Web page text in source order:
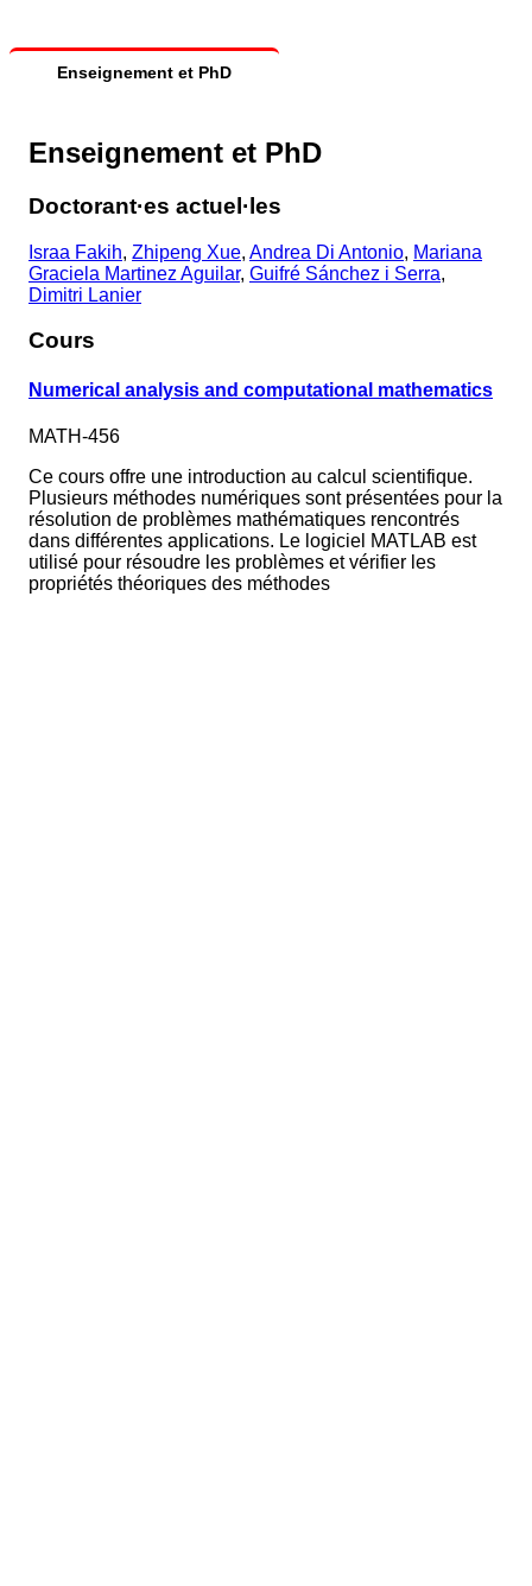
Enseignement et PhD
Enseignement et PhD
Doctorant·es actuel·les
Israa Fakih, Zhipeng Xue, Andrea Di Antonio, Mariana
Graciela Martinez Aguilar, Guifré Sánchez i Serra,
Dimitri Lanier
Cours
Numerical analysis and computational mathematics
MATH-456
Ce cours offre une introduction au calcul scientifique.
Plusieurs méthodes numériques sont présentées pour la
résolution de problèmes mathématiques rencontrés
dans différentes applications. Le logiciel MATLAB est
utilisé pour résoudre les problèmes et vérifier les
propriétés théoriques des méthodes